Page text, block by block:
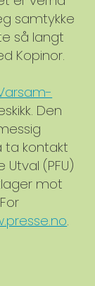
samtykke
så langt
Kopinor.
Den
ta kontakt
(PFU)
mot
.